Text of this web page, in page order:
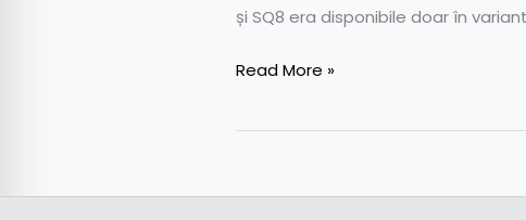
și SQ8 era disponibile doar în
Read More »